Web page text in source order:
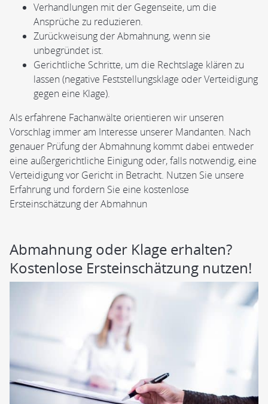
Verhandlungen mit der Gegenseite, um die
Ansprüche zu reduzieren.
Zurückweisung der Abmahnung, wenn sie
unbegründet ist.
Gerichtliche Schritte, um die Rechtslage klären zu
lassen (negative Feststellungsklage oder Verteidigung
gegen eine Klage).
Als erfahrene Fachanwälte orientieren wir unseren
Vorschlag immer am Interesse unserer Mandanten. Nach
genauer Prüfung der Abmahnung kommt dabei entweder
eine außergerichtliche Einigung oder, falls notwendig, eine
Verteidigung vor Gericht in Betracht. Nutzen Sie unsere
Erfahrung und fordern Sie eine kostenlose
Ersteinschätzung der Abmahnun
Abmahnung oder Klage erhalten?
Kostenlose Ersteinschätzung nutzen!